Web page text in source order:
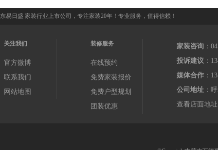
东易日盛 家装行业上市公司，专注家装20年！专业服务，值得信赖！
关注我们
官方微博
联系我们
网站地图
装修服务
在线预约
免费家装报价
免费户型规划
团装优惠
家装咨询 ：
投诉建议 ：
媒体合作 ：
公司地址 ：
查看店面地